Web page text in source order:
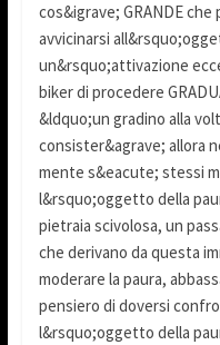
cos&igrave; GRANDE che
avvicinarsi
un&rsquo;attivazione
biker di procedere
&ldquo;un gradino alla
consister&agrave; allora
mente s&eacute; stessi
l&rsquo;oggetto della
pietraia scivolosa, un
che derivano da questa
moderare la paura,
pensiero di doversi
l&rsquo;oggetto della